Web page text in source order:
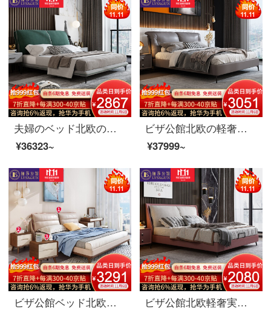
夫婦のベッド北欧の軽奢な布芸ダブルベッド1.8メートルのイタリア式のきわめて簡単な寝室は木のベッドの逸品の家具のベッドを分解して洗うことができます。
¥36323~
ビザ公館北欧の軽奢な真皮ベッド現代簡単なダブルベッドの主な寝室の逸品家具1.8 m真皮の寝床層の本物の牛皮（半皮）+落葉松内棚+アップグレード版の骨組み
¥37999~
ビザ公館ベッド北欧実木ベッド真皮ダブルベッド1.8メートルベッドルーム婚床家具実木ベッド+ベッドヘッドセット*2 1.8 Mベッド
ビザ公館北欧軽奢実木皮ベッド現代簡単寝室布芸ダブルベッド逸品家具ベッド+木製ベッドヘッドセット*1 1800*2000